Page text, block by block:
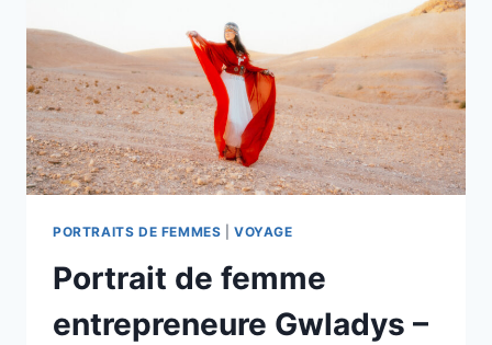
PORTRAITS DE FEMMES |VOYAGE
Portrait de femme
entrepreneure Gwladys –